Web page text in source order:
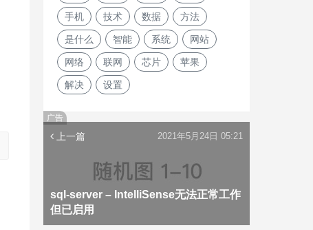
手机 技术 数据 方法
是什么 智能 系统 网站
网络 联网 芯片 苹果
解决 设置
广告
上一篇
sql-server – IntelliSense无法正常工作
但已启用
2021年5月24日 05:21